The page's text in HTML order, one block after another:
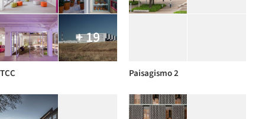
+ 19
TCC Paisagismo 2